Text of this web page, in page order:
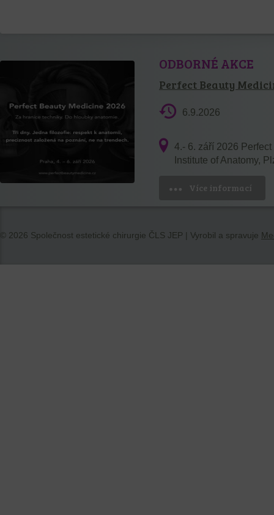
ODBORNÉ AKCE
Perfect Beauty
6.9.2026
4.- 6. září 2026
Institute of Anatomy,
Více informací
© 2026 Společnost estetické chirurgie ČLS JEP | Vyrobil a spravuje